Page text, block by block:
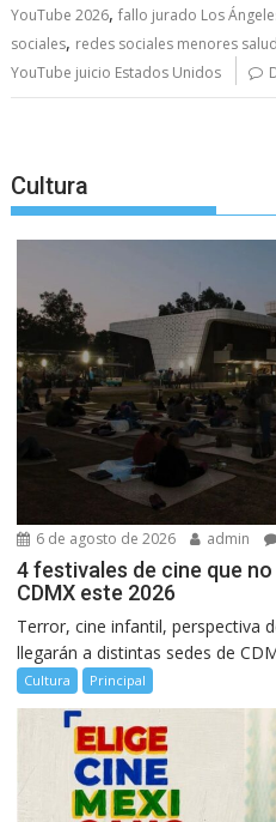
YouTube 2026,fallo jurado Los
sociales, redes sociales menores
YouTube juicio Estados Unidos
Cultura
6 de agosto de 2026 admin
4 festivales de cine que
CDMX este 2026
Terror, cine infantil, perspectiva
llegarán a distintas sedes de
Cultura Principal